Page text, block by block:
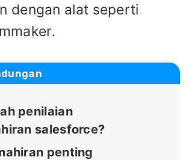
dengan alat seperti
penilaian
salesforce?
penting